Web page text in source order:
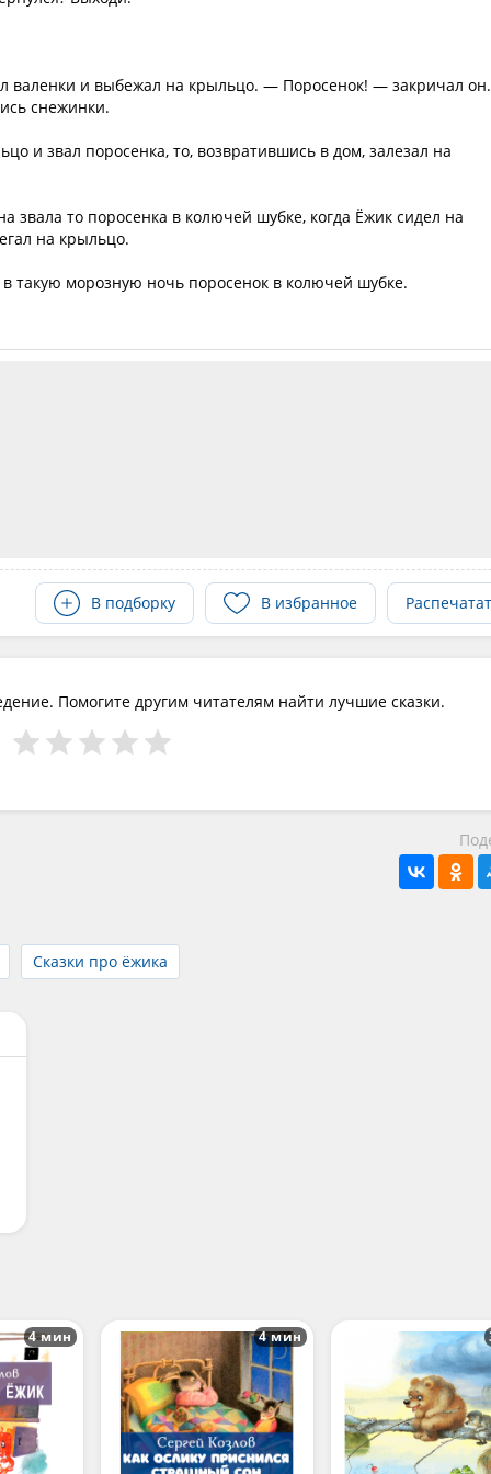
валенки и выбежал на крыльцо. — Поросенок! — закричал
снежинки.
и звал поросенка, то, возвратившись в дом, залезал на
звала то поросенка в колючей шубке, когда Ёжик сидел на
на крыльцо.
такую морозную ночь поросенок в колючей шубке.
В подборку В избранное
Помогите другим читателям найти лучшие сказки.
Сказки про ёжика
4 мин 4 мин